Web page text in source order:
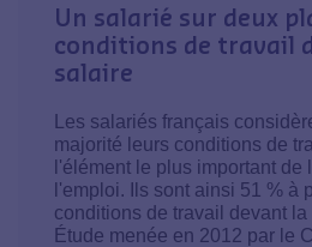
Un salarié sur deux
conditions de travail
salaire
Les salariés français
majorité leurs conditions de
l'élément le plus important de
l'emploi. Ils sont ainsi 51 % à
conditions de travail devant la
Étude menée en 2012 par le